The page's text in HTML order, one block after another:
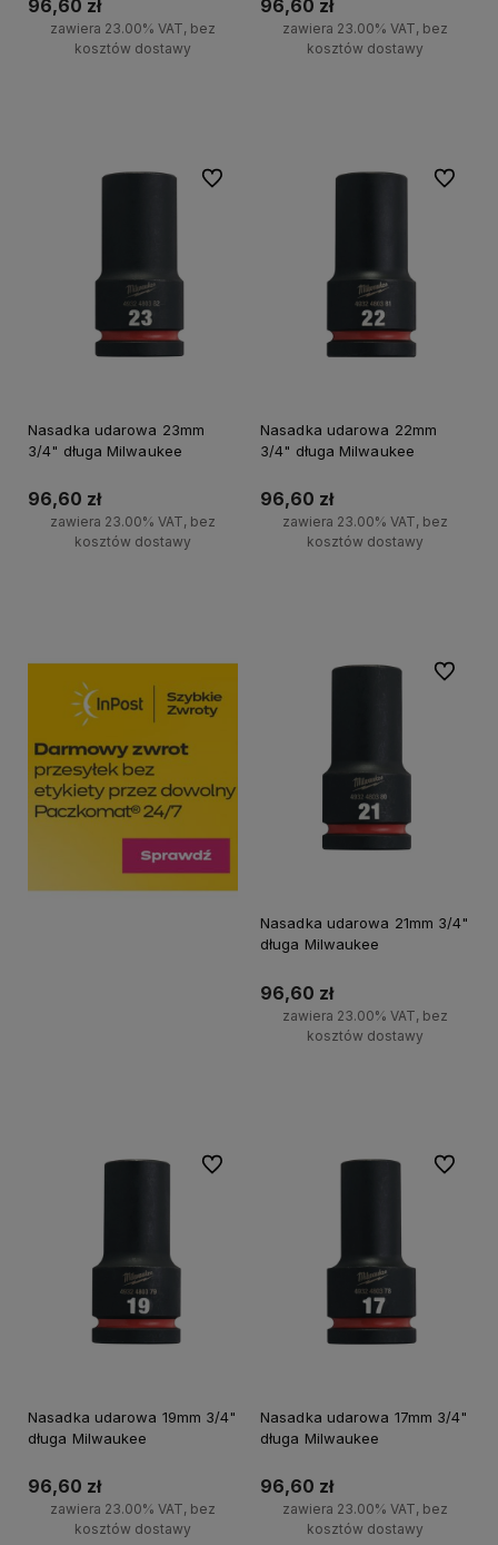
96,60 zł
zawiera 23.00% VAT, bez
kosztów dostawy
96,60 zł
zawiera 23.00% VAT, bez
kosztów dostawy
Nasadka udarowa 23mm
3/4" długa Milwaukee
96,60 zł
zawiera 23.00% VAT, bez
kosztów dostawy
Do ulubionych
Nasadka udarowa 22mm
3/4" długa Milwaukee
96,60 zł
zawiera 23.00% VAT, bez
kosztów dostawy
Do
Nasadka udarowa 21mm 3/4"
długa Milwaukee
96,60 zł
zawiera 23.00% VAT, bez
kosztów dostawy
Do
Nasadka udarowa 19mm 3/4"
długa Milwaukee
96,60 zł
zawiera 23.00% VAT, bez
kosztów dostawy
Do ulubionych
Nasadka udarowa 17mm 3/4"
długa Milwaukee
96,60 zł
zawiera 23.00% VAT, bez
kosztów dostawy
Do